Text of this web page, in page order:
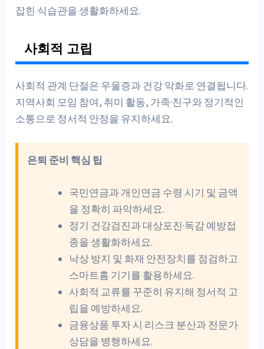
잡힌 식습관을 생활화하세요.
사회적 고립
사회적 관계 단절은 우울증과 건강 악화로 연결됩니다.
지역사회 모임 참여, 취미 활동, 가족·친구와 정기적인
소통으로 정서적 안정을 유지하세요.
은퇴 준비 핵심 팁
국민연금과 개인연금 수령 시기 및 금액
을 정확히 파악하세요.
정기 건강검진과 대상포진·독감 예방접
종을 생활화하세요.
낙상 방지 및 화재 안전장치를 점검하고
스마트홈 기기를 활용하세요.
사회적 교류를 꾸준히 유지해 정서적 고
립을 예방하세요.
금융상품 투자 시 리스크 분산과 전문가
상담을 병행하세요.